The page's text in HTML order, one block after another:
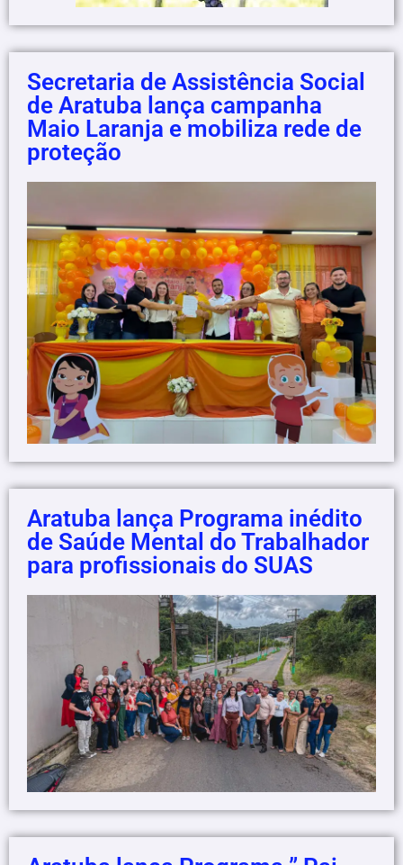
Secretaria de Assistência Social
de Aratuba lança campanha
Maio Laranja e mobiliza rede de
proteção
Aratuba lança Programa inédito
de Saúde Mental do Trabalhador
para profissionais do SUAS